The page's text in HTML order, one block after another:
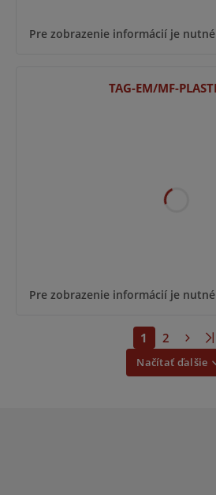
Pre zobrazenie informácií je
TAG-EM/MF-
Pre zobrazenie informácií je
Načítať ďalšie
1 2